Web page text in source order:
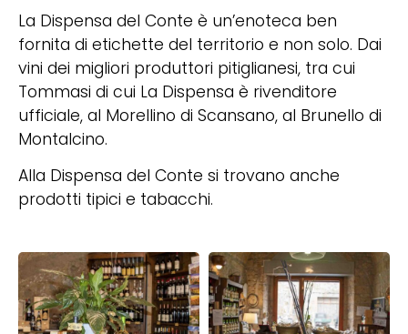
La Dispensa del Conte è un’enoteca ben
fornita di etichette del territorio e non solo. Dai
vini dei migliori produttori pitiglianesi, tra cui
Tommasi di cui La Dispensa è rivenditore
ufficiale, al Morellino di Scansano, al Brunello di
Montalcino.
Alla Dispensa del Conte si trovano anche
prodotti tipici e tabacchi.